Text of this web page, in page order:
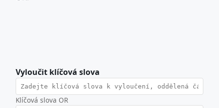
Vyloučit klíčová slova
Klíčová slova OR